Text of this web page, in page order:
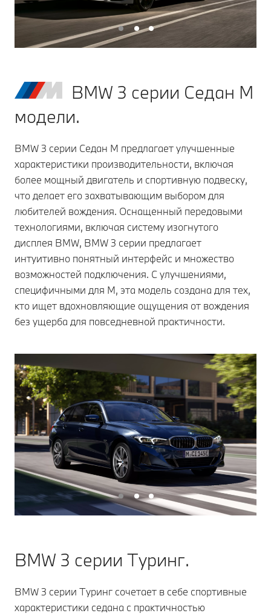
BMW 3 серии Седан M
модели.
BMW 3 серии Седан M предлагает улучшенные
характеристики производительности, включая
более мощный двигатель и спортивную подвеску,
что делает его захватывающим выбором для
любителей вождения. Оснащенный передовыми
технологиями, включая систему изогнутого
дисплея BMW, BMW 3 серии предлагает
интуитивно понятный интерфейс и множество
возможностей подключения. С улучшениями,
специфичными для M, эта модель создана для тех,
кто ищет вдохновляющие ощущения от вождения
без ущерба для повседневной практичности.
BMW 3 серии Туринг.
BMW 3 серии Туринг сочетает в себе спортивные
характеристики седана с практичностью